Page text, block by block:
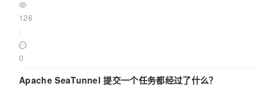
126
0
Apache SeaTunnel 提交一个任务都经过了什么？